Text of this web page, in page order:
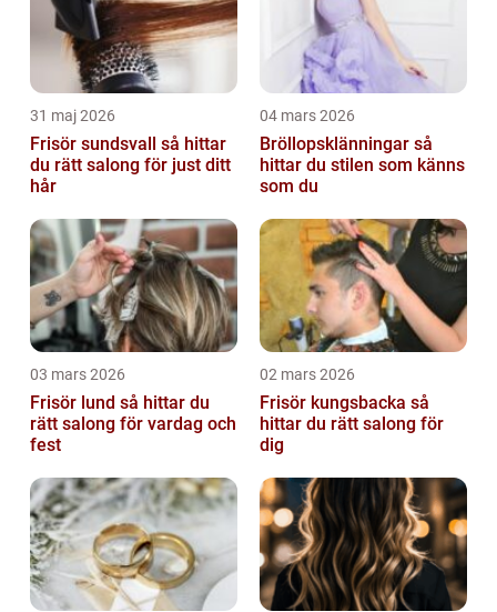
31 maj 2026
Frisör sundsvall så hittar
du rätt salong för just ditt
hår
04 mars 2026
Bröllopsklänningar så
hittar du stilen som känns
som du
03 mars 2026
Frisör lund så hittar du
rätt salong för vardag och
fest
02 mars 2026
Frisör kungsbacka så
hittar du rätt salong för
dig